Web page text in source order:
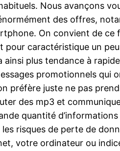
Nous avançons
des offres,
On convient de ce
caractéristique un
plus tendance à
promotionnels qui
préfère juste ne pas
des mp3 et
quantité
risques de perte de
votre ordinateur ou